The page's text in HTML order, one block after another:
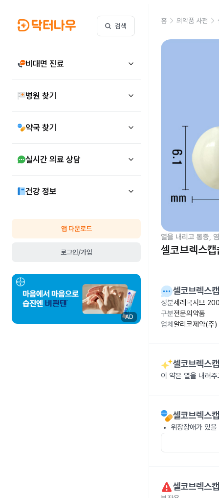
검색
비대면 진료
병원 찾기
약국 찾기
실시간 의료 상담
건강 정보
앱 다운로드
로그인/가입
AD
홈 의약품 사전
열을 내리고 통증,
셀코브렉스
셀코브렉스
성분세레콕시브
구분전문의약품
업체 알리코제약(주)
셀코브렉스
이 약은 열을 내려
셀코브렉스
위장장애가 있
셀코브렉스